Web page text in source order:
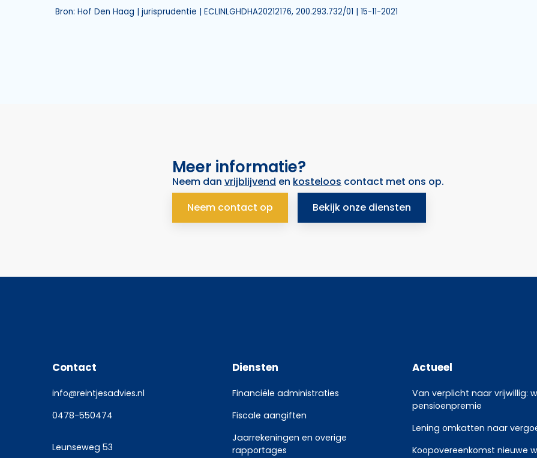
Bron: Hof Den Haag | jurisprudentie | ECLINLGHDHA20212176, 200.293.732/01 | 15-11-2021
Meer informatie?
Neem dan vrijblijvend en kosteloos contact met ons op.
Neem contact op
Bekijk onze diensten
Contact
info@reintjesadvies.nl
0478-550474
Leunseweg 53
Diensten
Financiële administraties
Fiscale aangiften
Jaarrekeningen en overige
rapportages
Actueel
Van verplicht naar vrijwillig:
pensioenpremie
Lening omkatten naar
Koopovereenkomst nieuwe